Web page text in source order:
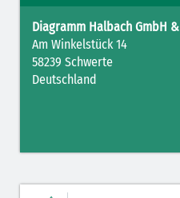
Diagramm Halbach GmbH &
Am Winkelstück 14
58239 Schwerte
Deutschland